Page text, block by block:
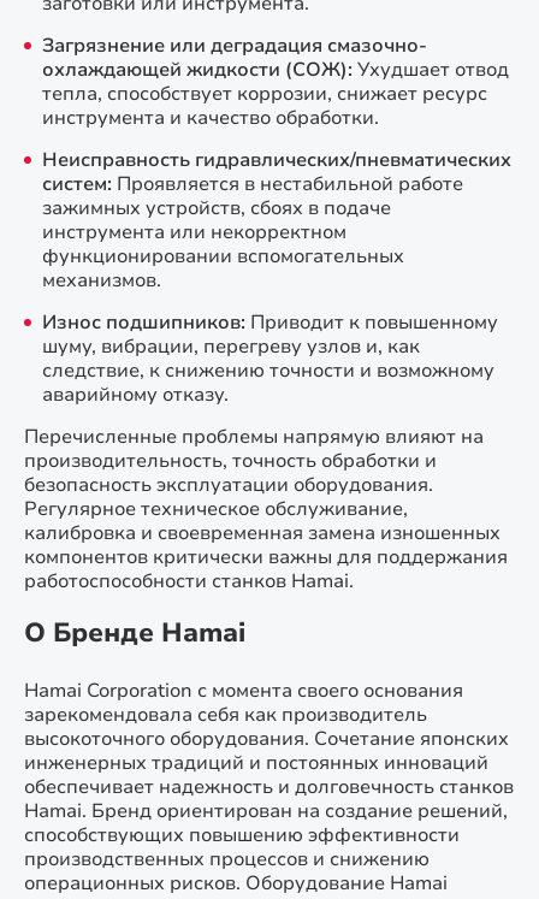
Загрязнение или деградация смазочно-
охлаждающей жидкости (СОЖ): Ухудшает отвод
тепла, способствует коррозии, снижает ресурс
инструмента и качество обработки.
Неисправность гидравлических/пневматических
систем: Проявляется в нестабильной работе
зажимных устройств, сбоях в подаче
инструмента или некорректном
функционировании вспомогательных
механизмов.
Износ подшипников: Приводит к повышенному
шуму, вибрации, перегреву узлов и, как
следствие, к снижению точности и возможному
аварийному отказу.
Перечисленные проблемы напрямую влияют на
производительность, точность обработки и
безопасность эксплуатации оборудования.
Регулярное техническое обслуживание,
калибровка и своевременная замена изношенных
компонентов критически важны для поддержания
работоспособности станков Hamai.
О Бренде Hamai
Hamai Corporation с момента своего основания
зарекомендовала себя как производитель
высокоточного оборудования. Сочетание японских
инженерных традиций и постоянных инноваций
обеспечивает надежность и долговечность станков
Hamai. Бренд ориентирован на создание решений,
способствующих повышению эффективности
производственных процессов и снижению
операционных рисков. Оборудование Hamai